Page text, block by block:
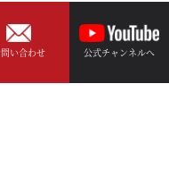
い合わせ 公式チャンネルへ